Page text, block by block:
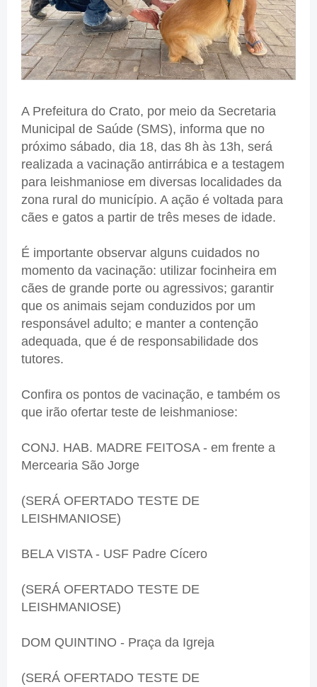
A Prefeitura do Crato, por meio da Secretaria
Municipal de Saúde (SMS), informa que no
próximo sábado, dia 18, das 8h às 13h, será
realizada a vacinação antirrábica e a testagem
para leishmaniose em diversas localidades da
zona rural do município. A ação é voltada para
cães e gatos a partir de três meses de idade.
É importante observar alguns cuidados no
momento da vacinação: utilizar focinheira em
cães de grande porte ou agressivos; garantir
que os animais sejam conduzidos por um
responsável adulto; e manter a contenção
adequada, que é de responsabilidade dos
tutores.
Confira os pontos de vacinação, e também os
que irão ofertar teste de leishmaniose:
CONJ. HAB. MADRE FEITOSA - em frente a
Mercearia São Jorge
(SERÁ OFERTADO TESTE DE
LEISHMANIOSE)
BELA VISTA - USF Padre Cícero
(SERÁ OFERTADO TESTE DE
LEISHMANIOSE)
DOM QUINTINO - Praça da Igreja
(SERÁ OFERTADO TESTE DE